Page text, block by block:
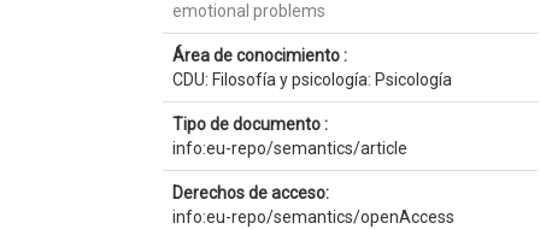
emotional problems
Área de conocimiento :
CDU: Filosofía y psicología: Psicología
Tipo de documento :
info:eu-repo/semantics/article
Derechos de acceso:
info:eu-repo/semantics/openAccess